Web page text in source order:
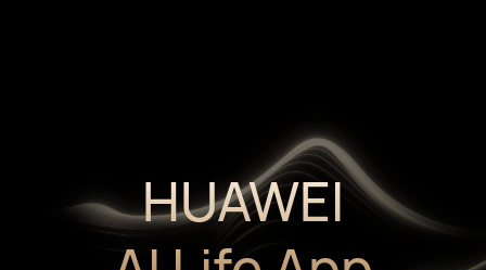
HUAWEI